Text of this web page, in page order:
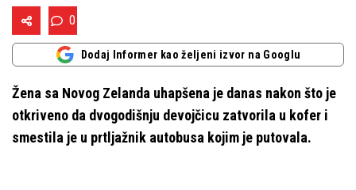
0
Dodaj Informer kao željeni izvor na Googlu
Žena sa Novog Zelanda uhapšena je danas nakon što je
otkriveno da dvogodišnju devojčicu zatvorila u kofer i
smestila je u prtljažnik autobusa kojim je putovala.